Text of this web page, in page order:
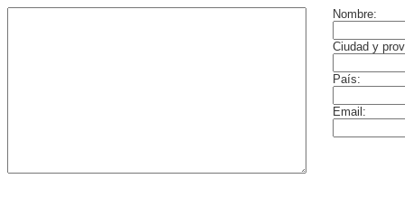
Nombre:
Ciudad y
País:
Email: